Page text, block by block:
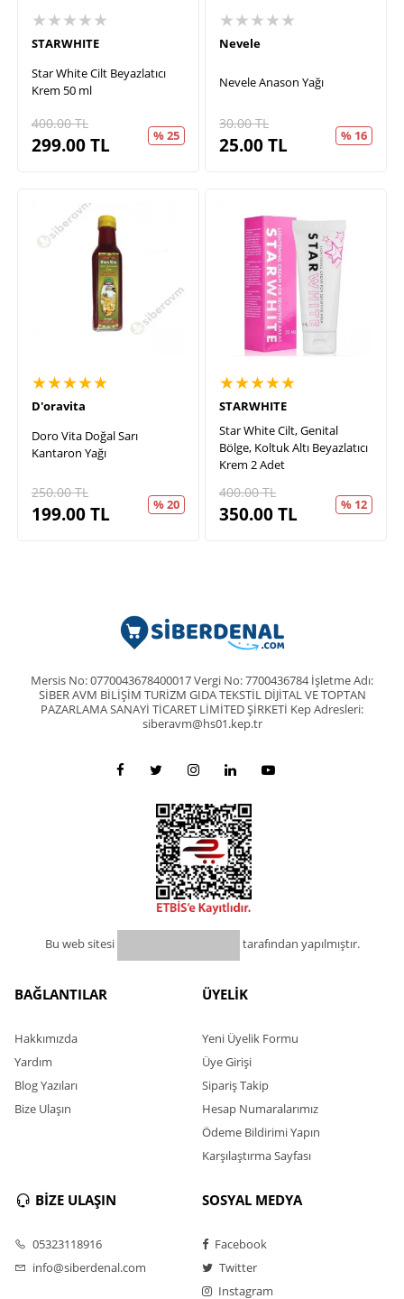
★★★★★
STARWHITE
Star White Cilt Beyazlatıcı
Krem 50 ml
400.00TL
299.00TL % 25
★★★★★
Nevele
Nevele Anason Yağı
30.00TL
25.00TL % 16
★★★★★
D'oravita
Doro Vita Doğal Sarı
Kantaron Yağı
250.00TL
199.00TL % 20
★★★★★
STARWHITE
Star White Cilt, Genital
Bölge, Koltuk Altı Beyazlatıcı
Krem 2 Adet
400.00TL
350.00TL % 12
Mersis No: 0770043678400017 Vergi No: 7700436784 İşletme Adı:
SİBER AVM BİLİŞİM TURİZM GIDA TEKSTİL DİJİTAL VE TOPTAN
PAZARLAMA SANAYİ TİCARET LİMİTED ŞİRKETİ Kep Adresleri:
siberavm@hs01.kep.tr
Bu web sitesi tarafından yapılmıştır.
BAĞLANTILAR
Hakkımızda
Yardım
Blog Yazıları
Bize Ulaşın
ÜYELİK
Yeni Üyelik Formu
Üye Girişi
Sipariş Takip
Hesap Numaralarımız
Ödeme Bildirimi Yapın
Karşılaştırma Sayfası
BİZE ULAŞIN
05323118916
info@siberdenal.com
SOSYAL MEDYA
Facebook
Twitter
Instagram